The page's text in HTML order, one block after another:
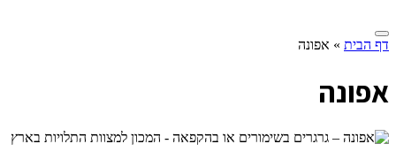
דף הבית » אפונה
אפונה